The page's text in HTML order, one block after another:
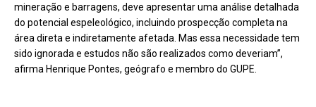
mineração e barragens, deve apresentar uma análise detalhada
do potencial espeleológico, incluindo prospecção completa na
área direta e indiretamente afetada. Mas essa necessidade tem
sido ignorada e estudos não são realizados como deveriam”,
afirma Henrique Pontes, geógrafo e membro do GUPE.